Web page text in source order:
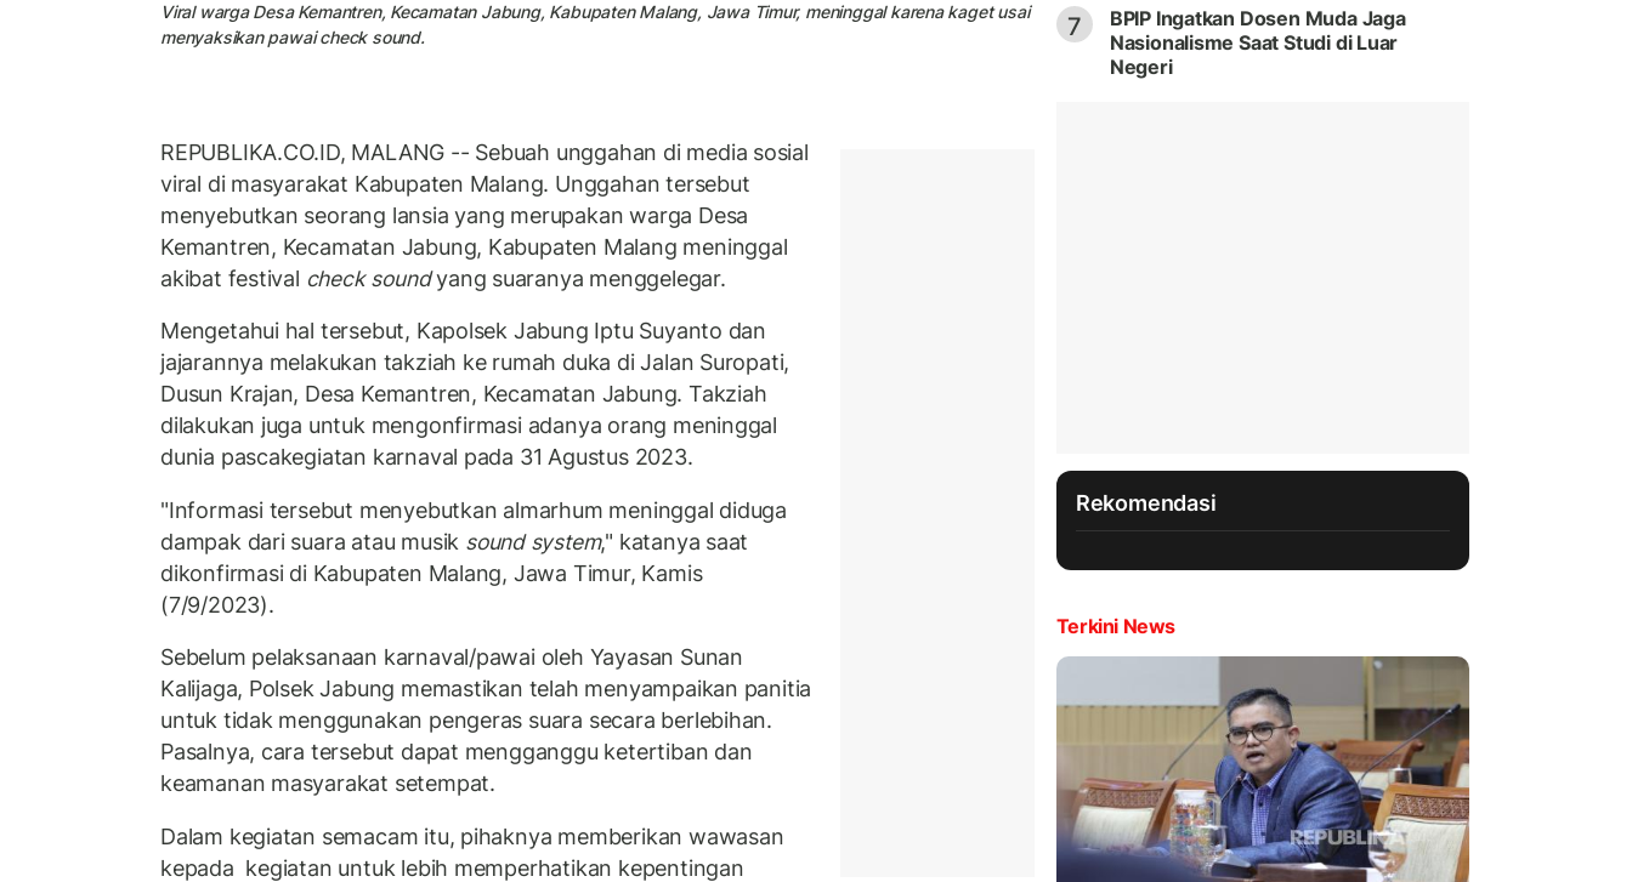
Viral warga Desa Kemantren, Kecamatan Jabung, Kabupaten Malang, Jawa Timur, meninggal karena kaget usai
menyaksikan pawai check sound.
REPUBLIKA.CO.ID, MALANG -- Sebuah unggahan di media sosial
viral di masyarakat Kabupaten Malang. Unggahan tersebut
menyebutkan seorang lansia yang merupakan warga Desa
Kemantren, Kecamatan Jabung, Kabupaten Malang meninggal
akibat festival check soundyang suaranya menggelegar.
Mengetahui hal tersebut, Kapolsek Jabung Iptu Suyanto dan
jajarannya melakukan takziah ke rumah duka di Jalan Suropati,
Dusun Krajan, Desa Kemantren, Kecamatan Jabung. Takziah
dilakukan juga untuk mengonfirmasi adanya orang meninggal
dunia pascakegiatan karnaval pada 31 Agustus 2023.
"Informasi tersebut menyebutkan almarhum meninggal diduga
dampak dari suara atau musik sound system," katanya saat
dikonfirmasi di Kabupaten Malang, Jawa Timur, Kamis
(7/9/2023).
Sebelum pelaksanaan karnaval/pawai oleh Yayasan Sunan
Kalijaga, Polsek Jabung memastikan telah menyampaikan panitia
untuk tidak menggunakan pengeras suara secara berlebihan.
Pasalnya, cara tersebut dapat mengganggu ketertiban dan
keamanan masyarakat setempat.
Dalam kegiatan semacam itu, pihaknya memberikan wawasan
kepada kegiatan untuk lebih memperhatikan kepentingan
7
BPIP Ingatkan Dosen Muda Jaga
Nasionalisme Saat Studi di Luar
Negeri
Rekomendasi
Terkini News